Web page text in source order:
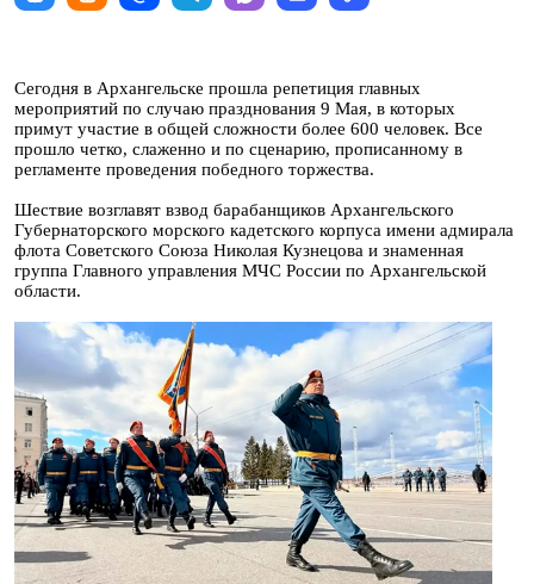
Сегодня в Архангельске прошла репетиция главных
мероприятий по случаю празднования 9 Мая, в которых
примут участие в общей сложности более 600 человек. Все
прошло четко, слаженно и по сценарию, прописанному в
регламенте проведения победного торжества.
Шествие возглавят взвод барабанщиков Архангельского
Губернаторского морского кадетского корпуса имени адмирала
флота Советского Союза Николая Кузнецова и знаменная
группа Главного управления МЧС России по Архангельской
области.